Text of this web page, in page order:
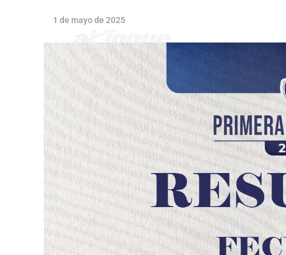
1 de mayo de 2025